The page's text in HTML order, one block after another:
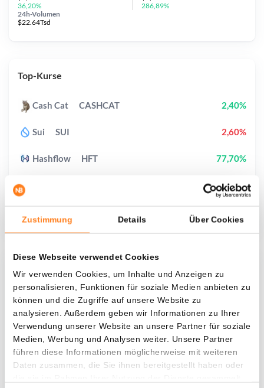
Zustimmung Details Über Cookies
Diese Webseite verwendet Cookies
Wir verwenden Cookies, um Inhalte und Anzeigen zu
personalisieren, Funktionen für soziale Medien anbieten zu
können und die Zugriffe auf unsere Website zu
analysieren. Außerdem geben wir Informationen zu Ihrer
Verwendung unserer Website an unsere Partner für soziale
Medien, Werbung und Analysen weiter. Unsere Partner
führen diese Informationen möglicherweise mit weiteren
Daten zusammen, die Sie ihnen bereitgestellt haben oder
Was, wenn ich...?
Zie hoeveel waarde je vandaag zou hebben als
je dollar-cost averaging had toegepast op
verschillende cryptocurrencies.
Hätte investiert In
$
36,20%
24h-Volumen
$22.64Tsd
286,89%
Top-Kurse
Cash Cat CASHCAT 2,40%
Sui SUI 2,60%
Hashflow HFT 77,70%
1,60%